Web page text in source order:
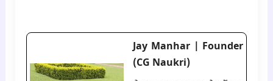
Jay Manhar | Founder
(CG Naukri)